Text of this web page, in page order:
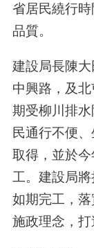
省居民繞行
品質。
建設局長陳
中興路，及
期受柳川排
民通行不便
取得，並於
工。建設局
如期完工，落
施政理念，打